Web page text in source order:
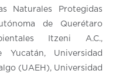
Naturales Protegidas
de Querétaro
Itzeni A.C.,
Yucatán, Universidad
(UAEH), Universidad